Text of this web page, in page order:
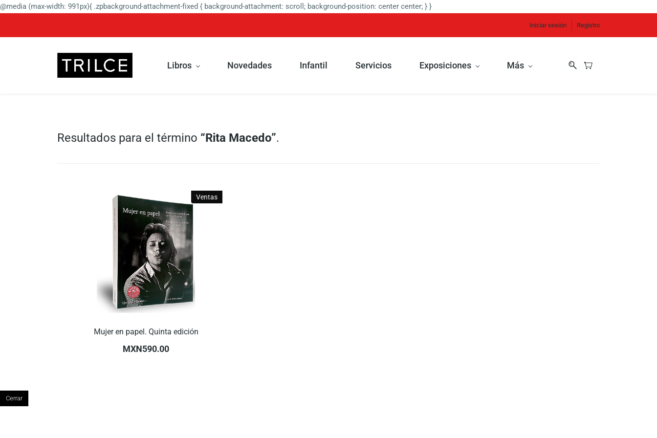
@media (max-width: 991px){ .zpbackground-attachment-fixed { background-attachment: scroll; background-position: center center; } }
Iniciar sesión Registro
Libros Novedades Infantil Servicios Exposiciones Más
Resultados para el término “Rita Macedo”.
Ventas
Mujer en papel. Quinta edición
MXN590.00
Cerrar